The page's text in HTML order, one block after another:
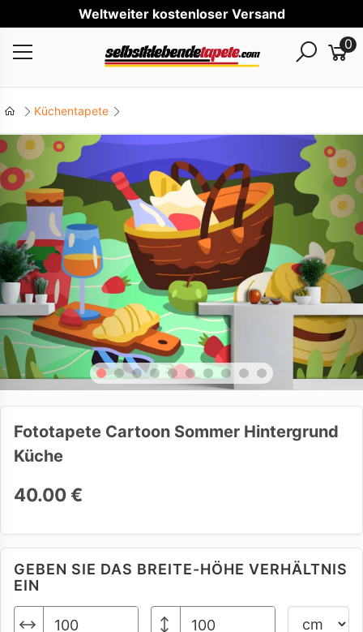
Wel
0
Küchentapete
Fototapete Cartoon Sommer Hintergrund
Küche
40.00 €
GEBEN SIE DAS BREITE-HÖHE VERHÄLTNIS
EIN